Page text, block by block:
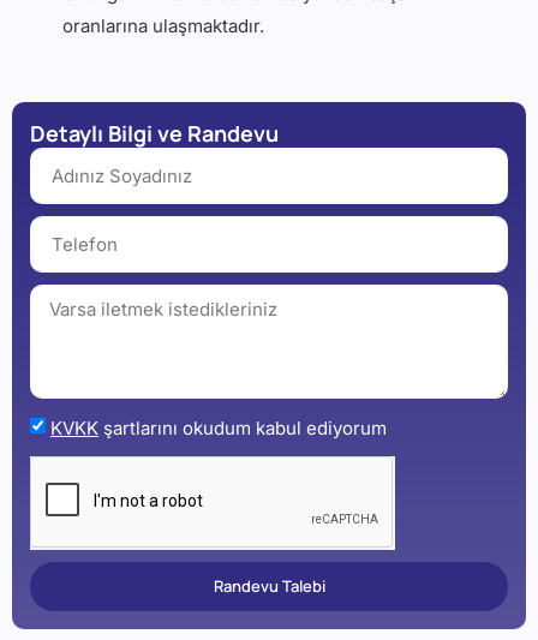
oranlarına ulaşmaktadır.
Detaylı Bilgi ve Randevu
KVKK şartlarını okudum kabul ediyorum
Randevu Talebi